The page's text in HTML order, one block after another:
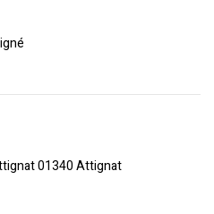
01340 Attignat